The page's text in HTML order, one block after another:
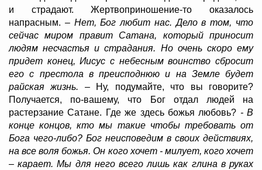
и страдают. Жертвоприношение-то оказалось
напрасным. – Нет, Бог любит нас. Дело в том, что
сейчас миром правит Сатана, который приносит
людям несчастья и страдания. Но очень скоро ему
придет конец, Иисус с небесным воинство сбросит
его с престола в преисподнюю и на Земле будет
райская жизнь. – Ну, подумайте, что вы говорите?
Получается, по-вашему, что Бог отдал людей на
растерзание Сатане. Где же здесь божья любовь? - В
конце концов, кто мы такие чтобы требовать от
Бога чего-либо? Бог неисповедим в своих действиях,
на все воля божья. Он кого хочет - милует, кого хочет
– карает. Мы для него всего лишь как глина в руках